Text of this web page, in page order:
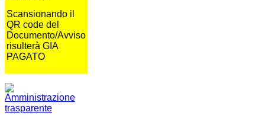
Scansionando il
QR code del
Documento/Avviso
risulterà GIA
PAGATO